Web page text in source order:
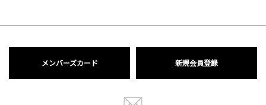
メンバーズカード 新規会員登録